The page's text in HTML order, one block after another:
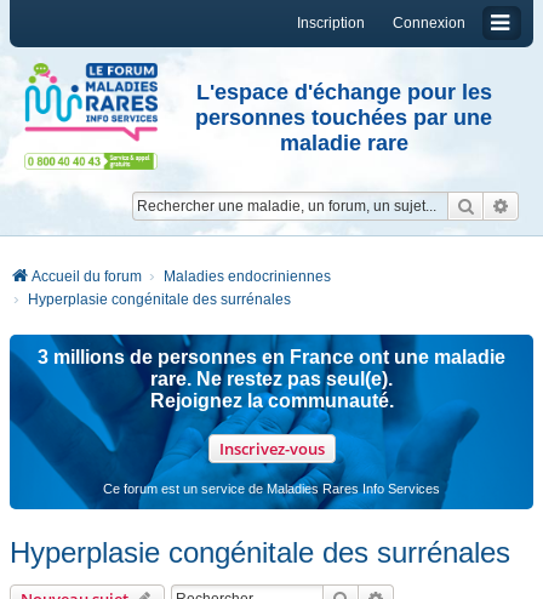
Connexion
Inscription
L'espace d'échange pour les
personnes touchées par une
maladie rare
Accueil du forum
Maladies endocriniennes
Hyperplasie congénitale des surrénales
3 millions de personnes en France ont une maladie
rare. Ne restez pas seul(e).
Rejoignez la communauté.
Inscrivez-vous
Ce forum est un service de Maladies Rares Info Services
Hyperplasie congénitale des surrénales